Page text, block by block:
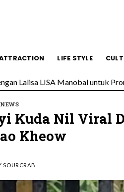
LIFE STYLE
Lalisa LISA Manobal untuk
di Thailand
NEWS
Kuda Nil Viral
Kheow
SOURCRAB